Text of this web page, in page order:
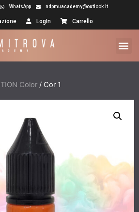
WhatsApp ndpmuacademy@outlook.it
LogIn Carrello
Color / Cor 1